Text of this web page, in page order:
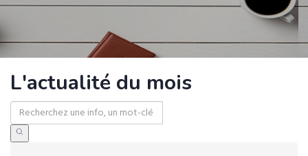
L'actualité du mois